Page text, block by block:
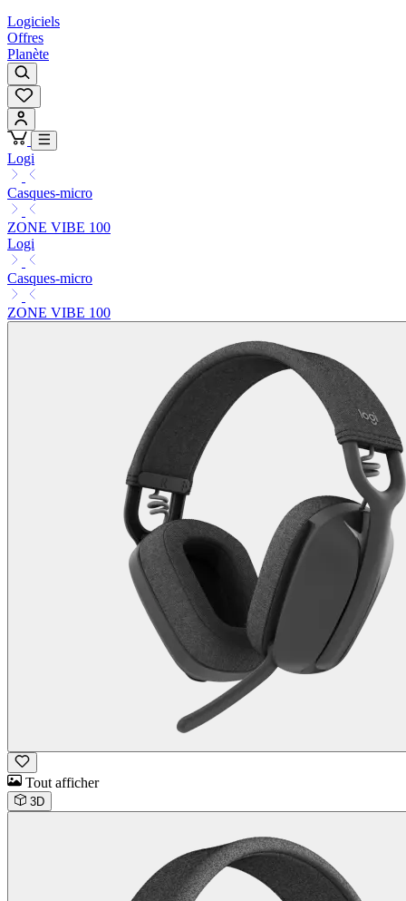
Logiciels
Offres
Planète
Logi
Casques-micro
ZONE VIBE 100
Logi
Casques-micro
ZONE VIBE 100
Tout afficher
3D